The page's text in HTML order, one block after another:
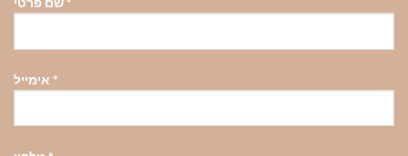
האפשרויות
המוצר
האפשרויות
המוצר
האפשרויות
המוצר
*